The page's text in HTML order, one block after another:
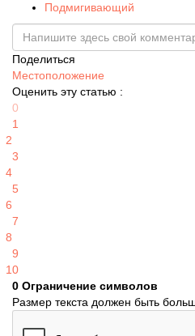
Подмигивающий
Поделиться
Местоположение
Оценить эту статью :
0
1
2
3
4
5
6
7
8
9
10
0 Ограничение символов
Размер текста должен быть